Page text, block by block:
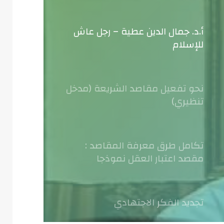
أ.د. جمال الدين عطية – رجل عاش
للإسلام
نحو تفعيل مقاصد الشريعة (مدخل
تنظيري)
تكامل طرق معرفة المقاصد :
مقصد اعتبار العقل نموذجا
تجديد الفكر الاجتهادي